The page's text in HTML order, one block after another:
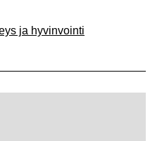
ja hyvinvointi